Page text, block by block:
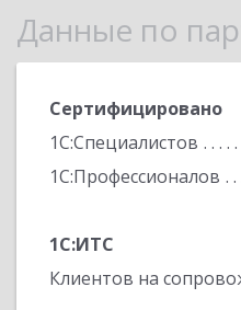
Данные по
Сертифицировано
1С:Специалистов
1С:Профессионалов
1С:ИТС
Клиентов на